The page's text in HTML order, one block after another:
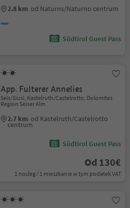
2.8 km od Naturns/Naturno centrum
Südtirol Guest Pass
App. Fulterer Annelies
Seis/Siusi, Kastelruth/Castelrotto, Dolomites
Region Seiser Alm
2.7 km od Kastelruth/Castelrotto
centrum
Südtirol Guest Pass
Od 130€
1 nocleg / 1 mieszkanie w tym podatek VAT